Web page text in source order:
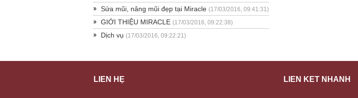
Sửa mũi, nâng mũi đẹp tại Miracle (17/03/2016, 09:41:31)
GIỚI THIỆU MIRACLE (17/03/2016, 09:22:38)
Dịch vụ (17/03/2016, 09:22:21)
LIÊN HỆ LIÊN KẾT NHANH